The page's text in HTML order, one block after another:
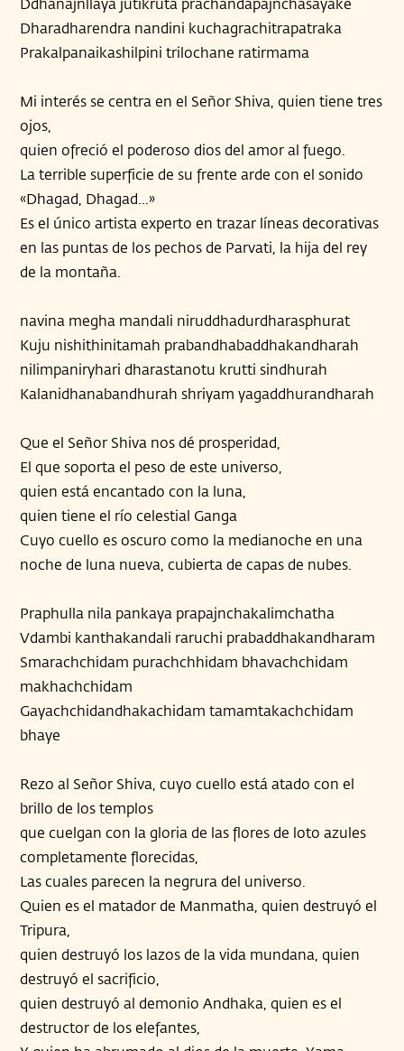
Dharadharendra nandini kuchagrachitrapatraka
Prakalpanaikashilpini trilochane ratirmama
Mi interés se centra en el Señor Shiva, quien tiene tres
ojos,
quien ofreció el poderoso dios del amor al fuego.
La terrible superficie de su frente arde con el sonido
«Dhagad, Dhagad...»
Es el único artista experto en trazar líneas decorativas
en las puntas de los pechos de Parvati, la hija del rey
de la montaña.
navina megha mandali niruddhadurdharasphurat
Kuju nishithinitamah prabandhabaddhakandharah
nilimpaniryhari dharastanotu krutti sindhurah
Kalanidhanabandhurah shriyam yagaddhurandharah
Que el Señor Shiva nos dé prosperidad,
El que soporta el peso de este universo,
quien está encantado con la luna,
quien tiene el río celestial Ganga
Cuyo cuello es oscuro como la medianoche en una
noche de luna nueva, cubierta de capas de nubes.
Praphulla nila pankaya prapajnchakalimchatha
Vdambi kanthakandali raruchi prabaddhakandharam
Smarachchidam purachchhidam bhavachchidam
makhachchidam
Gayachchidandhakachidam tamamtakachchidam
bhaye
Rezo al Señor Shiva, cuyo cuello está atado con el
brillo de los templos
que cuelgan con la gloria de las flores de loto azules
completamente florecidas,
Las cuales parecen la negrura del universo.
Quien es el matador de Manmatha, quien destruyó el
Tripura,
quien destruyó los lazos de la vida mundana, quien
destruyó el sacrificio,
quien destruyó al demonio Andhaka, quien es el
destructor de los elefantes,